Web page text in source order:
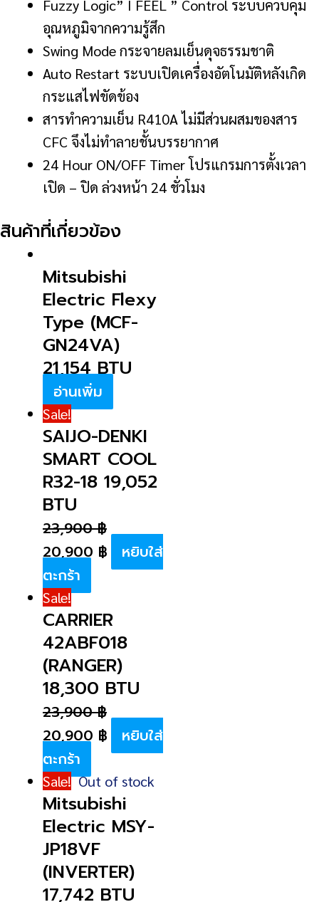
Fuzzy Logic” I FEEL ” Control ระบบควบคุม
อุณหภูมิจากความรู้สึก
Swing Mode กระจายลมเย็นดุจธรรมชาติ
Auto Restart ระบบเปิดเครื่องอัตโนมัติหลังเกิด
กระแสไฟขัดข้อง
สารทำความเย็น R410A ไม่มีส่วนผสมของสาร
CFC จึงไม่ทำลายชั้นบรรยากาศ
24 Hour ON/OFF Timer โปรแกรมการตั้งเวลา
เปิด – ปิด ล่วงหน้า 24 ชั่วโมง
สินค้าที่เกี่ยวข้อง
Mitsubishi
Electric Flexy
Type (MCF-
GN24VA)
21,154 BTU
อ่านเพิ่ม
Sale!
SAIJO-DENKI
SMART COOL
R32-18 19,052
BTU
23,900฿
20,900 ฿
หยิบใส่
ตะกร้า
Sale!
CARRIER
42ABF018
(RANGER)
18,300 BTU
23,900฿
20,900 ฿
หยิบใส่
ตะกร้า
Sale! Out of stock
Mitsubishi
Electric MSY-
JP18VF
(INVERTER)
17,742 BTU